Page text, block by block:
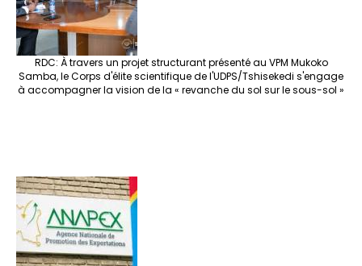
RDC: À travers un projet structurant présenté au VPM Mukoko
Samba, le Corps d'élite scientifique de l'UDPS/Tshisekedi s'engage
à accompagner la vision de la « revanche du sol sur le sous-sol »